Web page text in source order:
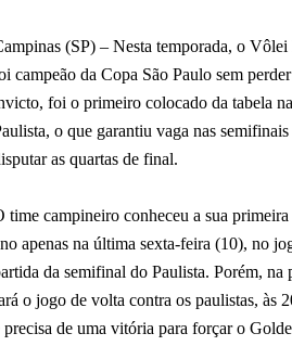
(SP) – Nesta temporada, o
campeão da Copa São Paulo sem
foi o primeiro colocado da tabela
o que garantiu vaga nas
as quartas de final.
time campineiro conheceu a sua
apenas na última sexta-feira (10), no
da semifinal do Paulista. Porém,
o jogo de volta contra os paulistas, às
precisa de uma vitória para forçar o